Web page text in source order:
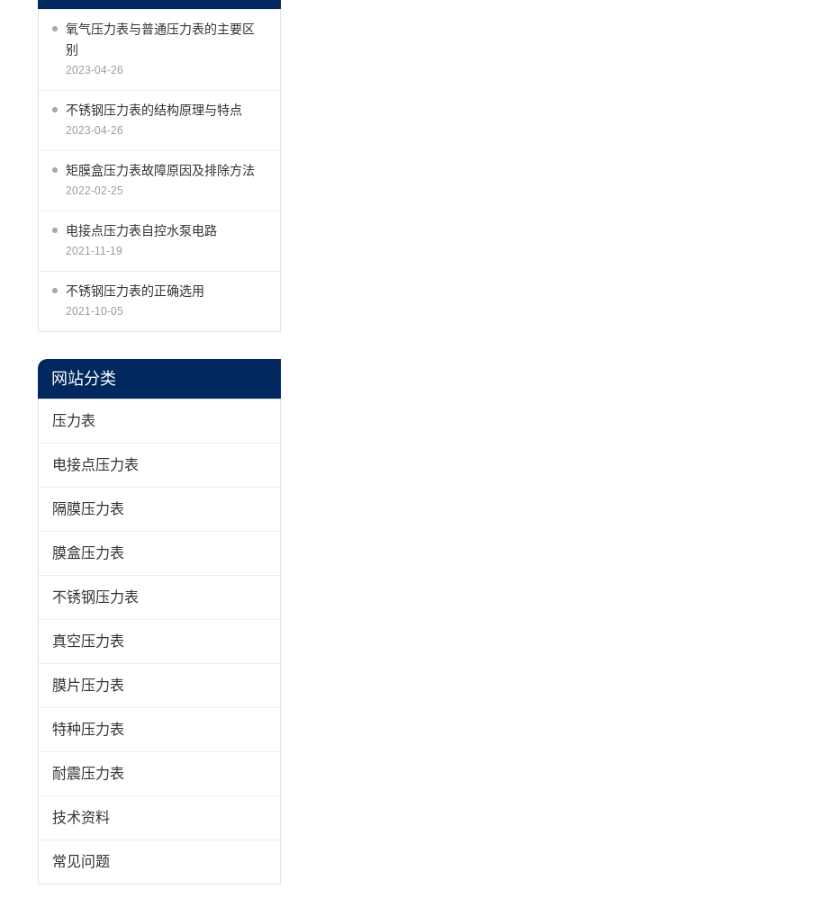
氧气压力表与普通压力表的主要区
别
2023-04-26
不锈钢压力表的结构原理与特点
2023-04-26
矩膜盒压力表故障原因及排除方法
2022-02-25
电接点压力表自控水泵电路
2021-11-19
不锈钢压力表的正确选用
2021-10-05
网站分类
压力表
电接点压力表
隔膜压力表
膜盒压力表
不锈钢压力表
真空压力表
膜片压力表
特种压力表
耐震压力表
技术资料
常见问题